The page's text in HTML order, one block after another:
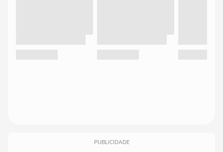
PUBLICIDADE